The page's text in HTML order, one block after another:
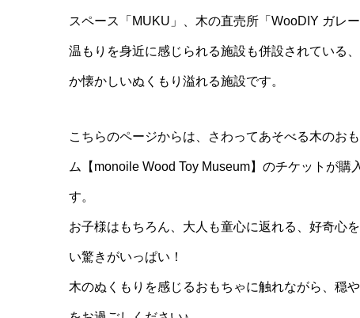
スペース「MUKU」、木の直売所「WooDIY ガレ
温もりを身近に感じられる施設も併設されている
か懐かしいぬくもり溢れる施設です。
こちらのページからは、さわってあそべる木のお
ム【monoile Wood Toy Museum】のチケットが購
す。
お子様はもちろん、大人も童心に返れる、好奇心
い驚きがいっぱい！
木のぬくもりを感じるおもちゃに触れながら、穏